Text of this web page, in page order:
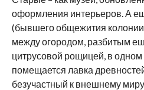
оформления интерьеров. А
(бывшего общежития колонии
между огородом, разбитым
цитрусовой рощицей, в одном
помещается лавка
безучастный к внешнему